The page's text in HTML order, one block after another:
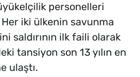
personelleri
iki ülkenin savunma
saldırının ilk faili olarak
tansiyon son 13 yılın en
ulaştı.